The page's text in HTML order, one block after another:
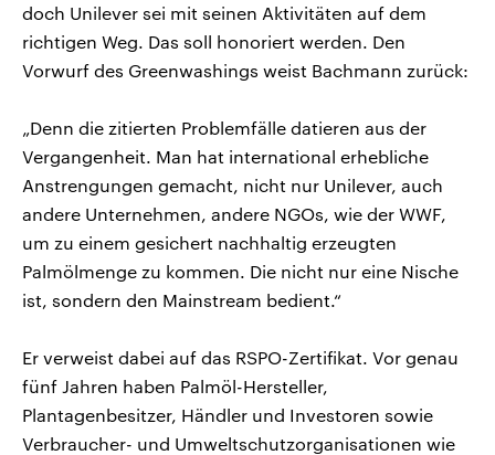
doch Unilever sei mit seinen Aktivitäten auf dem
richtigen Weg. Das soll honoriert werden. Den
Vorwurf des Greenwashings weist Bachmann zurück:
„Denn die zitierten Problemfälle datieren aus der
Vergangenheit. Man hat international erhebliche
Anstrengungen gemacht, nicht nur Unilever, auch
andere Unternehmen, andere NGOs, wie der WWF,
um zu einem gesichert nachhaltig erzeugten
Palmölmenge zu kommen. Die nicht nur eine Nische
ist, sondern den Mainstream bedient.“
Er verweist dabei auf das RSPO-Zertifikat. Vor genau
fünf Jahren haben Palmöl-Hersteller,
Plantagenbesitzer, Händler und Investoren sowie
Verbraucher- und Umweltschutzorganisationen wie